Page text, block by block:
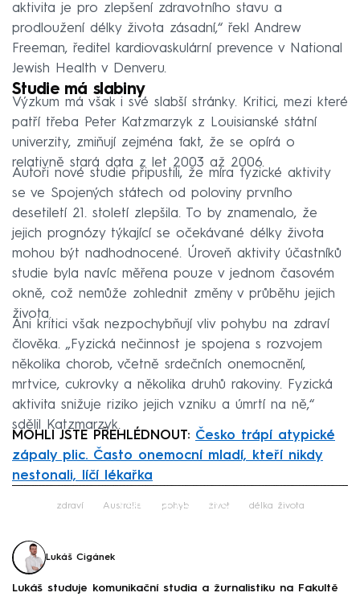
aktivita je pro zlepšení zdravotního stavu a
prodloužení délky života zásadní,“ řekl Andrew
Freeman, ředitel kardiovaskulární prevence v National
Jewish Health v Denveru.
Studie má slabiny
Výzkum má však i své slabší stránky. Kritici, mezi které
patří třeba Peter Katzmarzyk z Louisianské státní
univerzity, zmiňují zejména fakt, že se opírá o
relativně stará data z let 2003 až 2006.
Autoři nové studie připustili, že míra fyzické aktivity
se ve Spojených státech od poloviny prvního
desetiletí 21. století zlepšila. To by znamenalo, že
jejich prognózy týkající se očekávané délky života
mohou být nadhodnocené. Úroveň aktivity účastníků
studie byla navíc měřena pouze v jednom časovém
okně, což nemůže zohlednit změny v průběhu jejich
života.
Ani kritici však nezpochybňují vliv pohybu na zdraví
člověka. „Fyzická nečinnost je spojena s rozvojem
několika chorob, včetně srdečních onemocnění,
mrtvice, cukrovky a několika druhů rakoviny. Fyzická
aktivita snižuje riziko jejich vzniku a úmrtí na ně,“
sdělil Katzmarzyk.
MOHLI JSTE PŘEHLÉDNOUT: Česko trápí atypické
zápaly plic. Často onemocní mladí, kteří nikdy
nestonali, líčí lékařka
Failed to fetch
zdraví Austrálie pohyb život délka života
Lukáš Cigánek
Lukáš studuje komunikační studia a žurnalistiku na Fakultě